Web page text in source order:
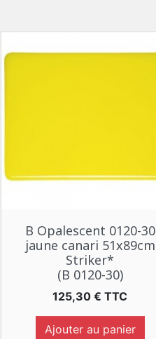
Aperçu rapide
B Opalescent 0120-30
jaune canari 51x89cm
Striker*
(B 0120-30)
Prix
125,30 € TTC
Ajouter au panier